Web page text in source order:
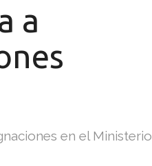
a
en el Ministerio